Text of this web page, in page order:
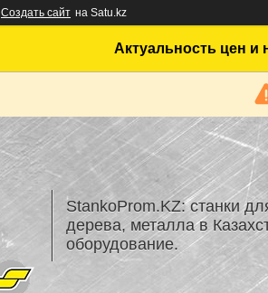
Создать сайт на Satu.kz
Актуальность цен и
StankoProm.KZ: станки
дерева, металла в
оборудование.